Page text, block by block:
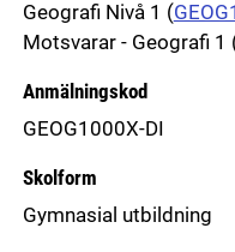
Geografi Nivå 1 (
Motsvarar - Geografi 1
Anmälningskod
GEOG1000X-DI
Skolform
Gymnasial utbildning